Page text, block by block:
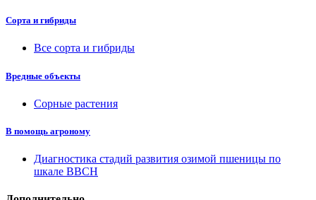
Сорта и гибриды
Все сорта и гибриды
Вредные объекты
Сорные растения
В помощь агроному
Диагностика стадий развития озимой пшеницы по
шкале ВВСН